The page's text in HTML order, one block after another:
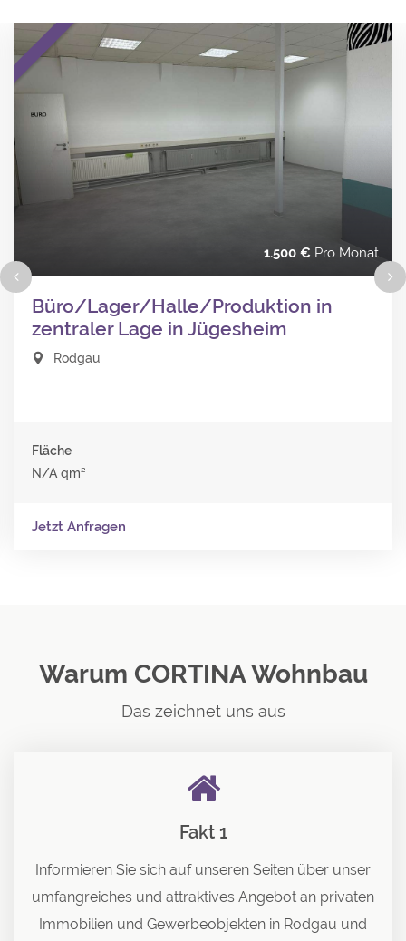
1.500 Pro Monat
Büro/Lager/Halle/Produktion in
zentraler Lage in Jügesheim
Rodgau
Fläche
N/A qm²
Jetzt Anfragen
Warum CORTINA Wohnbau
Das zeichnet uns aus
Fakt 1
Informieren Sie sich auf unseren Seiten über unser
umfangreiches und attraktives Angebot an privaten
Immobilien und Gewerbeobjekten in Rodgau und